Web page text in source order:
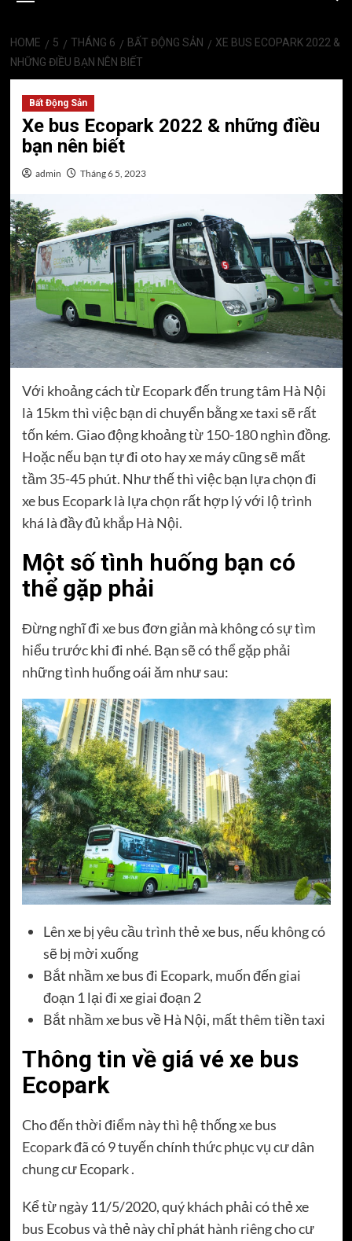
HOME 5 THÁNG 6 BẤT ĐỘNG SẢN
XE BUS ECOPARK 2022 &
NHỮNG ĐIỀU BẠN NÊN BIẾT
Bất Động Sản
Xe bus Ecopark 2022 & những điều
bạn nên biết
admin Tháng 6 5, 2023
Với khoảng cách từ Ecopark đến trung tâm Hà Nội
là 15km thì việc bạn di chuyển bằng xe taxi sẽ rất
tốn kém. Giao động khoảng từ 150-180 nghìn đồng.
Hoặc nếu bạn tự đi oto hay xe máy cũng sẽ mất
tầm 35-45 phút. Như thế thì việc bạn lựa chọn đi
xe bus Ecopark là lựa chọn rất hợp lý với lộ trình
khá là đầy đủ khắp Hà Nội.
Một số tình huống bạn có
thể gặp phải
Đừng nghĩ đi xe bus đơn giản mà không có sự tìm
hiểu trước khi đi nhé. Bạn sẽ có thể gặp phải
những tình huống oái ăm như sau:
Lên xe bị yêu cầu trình thẻ xe bus, nếu không có
sẽ bị mời xuống
Bắt nhầm xe bus đi Ecopark, muốn đến giai
đoạn 1 lại đi xe giai đoạn 2
Bắt nhầm xe bus về Hà Nội, mất thêm tiền taxi
Thông tin về giá vé xe bus
Ecopark
Cho đến thời điểm này thì hệ thốngxe bus
Ecoparkđã có 9 tuyến chính thức phục vụ cư dân
chung cư Ecopark .
Kể từ ngày 11/5/2020, quý khách phải có thẻ xe
bus Ecobus và thẻ này chỉ phát hành riêng cho cư